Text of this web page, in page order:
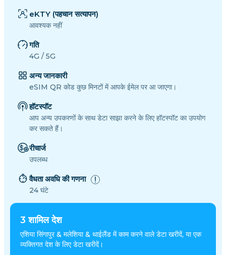
3 शामिल देश
एशिया सिंगापुर & मलेशिया & थाईलैंड में काम करने वाले डेटा खरीदें, या एक
व्यक्तिगत देश के लिए डेटा खरीदें।
eKTY (पहचान सत्यापन)
आवश्यक नहीं
गति
4G / 5G
अन्य जानकारी
eSIM QR कोड कुछ मिनटों में आपके ईमेल पर आ जाएगा।
हॉटस्पॉट
आप अन्य उपकरणों के साथ डेटा साझा करने के लिए हॉटस्पॉट का उपयोग
कर सकते हैं।
रीचार्ज
उपलब्ध
वैधता अवधि की गणना
24 घंटे